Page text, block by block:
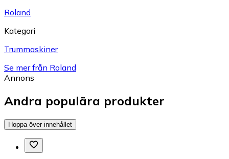
Roland
Kategori
Trummaskiner
Se mer från Roland
Annons
Andra populära produkter
Hoppa över innehållet